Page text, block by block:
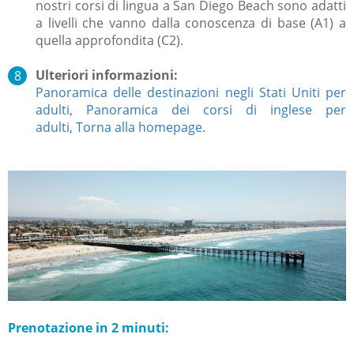
nostri corsi di lingua a San Diego Beach sono adatti
a livelli che vanno dalla conoscenza di base (A1) a
quella approfondita (C2).
Ulteriori informazioni:
Panoramica delle destinazioni negli Stati Uniti per
adulti, Panoramica dei corsi di inglese per
adulti, Torna alla homepage.
Prenotazione in 2 minuti: